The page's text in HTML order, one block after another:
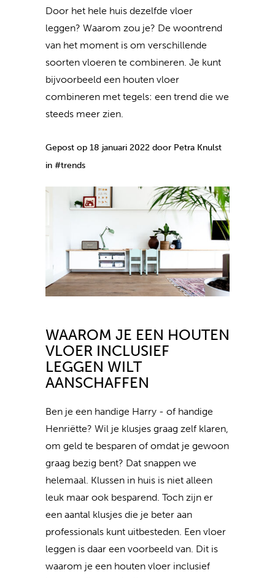
Door het hele huis dezelfde vloer
leggen? Waarom zou je? De woontrend
van het moment is om verschillende
soorten vloeren te combineren. Je kunt
bijvoorbeeld een houten vloer
combineren met tegels: een trend die we
steeds meer zien.
Gepost op 18 januari 2022 door Petra Knulst
in #trends
WAAROM JE EEN HOUTEN
VLOER INCLUSIEF
LEGGEN WILT
AANSCHAFFEN
Ben je een handige Harry - of handige
Henriëtte? Wil je klusjes graag zelf klaren,
om geld te besparen of omdat je gewoon
graag bezig bent? Dat snappen we
helemaal. Klussen in huis is niet alleen
leuk maar ook besparend. Toch zijn er
een aantal klusjes die je beter aan
professionals kunt uitbesteden. Een vloer
leggen is daar een voorbeeld van. Dit is
waarom je een houten vloer inclusief